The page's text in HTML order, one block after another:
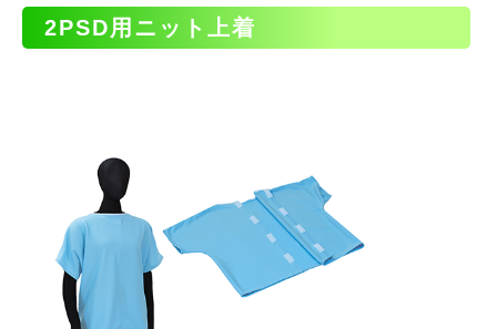
2PSD用ニット上着